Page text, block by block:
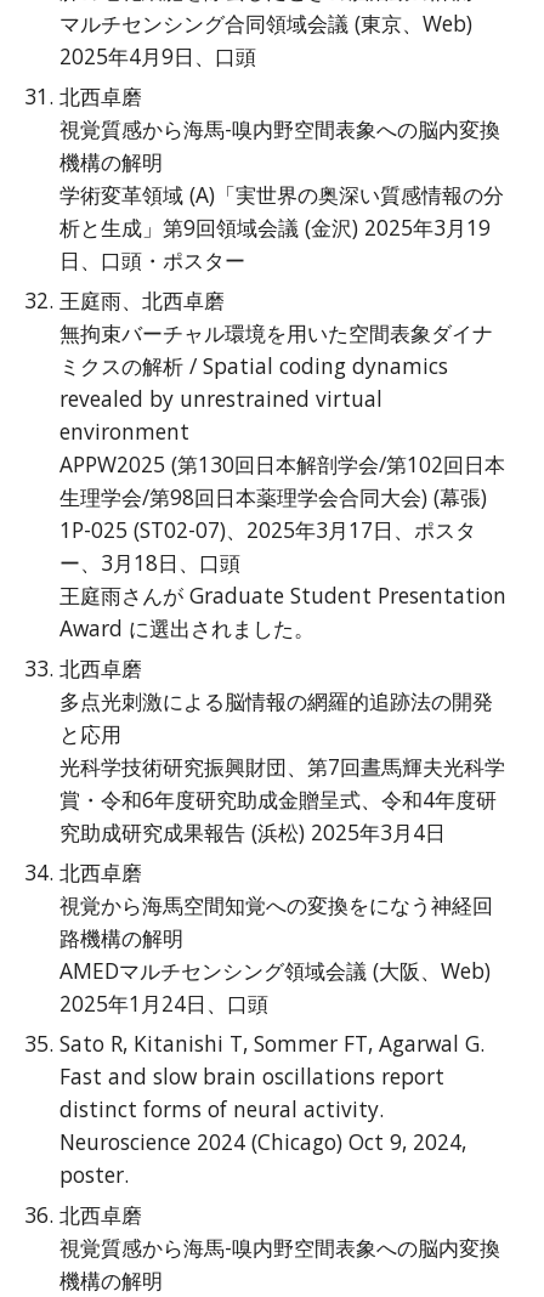
マルチセンシング合同領域会議 (東京、Web)
2025年4月9日、口頭
北西卓磨
視覚質感から海馬-嗅内野空間表象への脳内変換
機構の解明
学術変革領域 (A)「実世界の奥深い質感情報の分
析と生成」第9回領域会議 (金沢) 2025年3月19
日、口頭・ポスター
王庭雨、北西卓磨
無拘束バーチャル環境を用いた空間表象ダイナ
ミクスの解析 / Spatial coding dynamics
revealed by unrestrained virtual
environment
APPW2025 (第130回日本解剖学会/第102回日本
生理学会/第98回日本薬理学会合同大会) (幕張)
1P-025 (ST02-07)、2025年3月17日、ポスタ
ー、3月18日、口頭
王庭雨さんが Graduate Student Presentation
Award に選出されました。
北西卓磨
多点光刺激による脳情報の網羅的追跡法の開発
と応用
光科学技術研究振興財団、第7回晝馬輝夫光科学
賞・令和6年度研究助成金贈呈式、令和4年度研
究助成研究成果報告 (浜松) 2025年3月4日
北西卓磨
視覚から海馬空間知覚への変換をになう神経回
路機構の解明
AMEDマルチセンシング領域会議 (大阪、Web)
2025年1月24日、口頭
Sato R, Kitanishi T, Sommer FT, Agarwal G.
Fast and slow brain oscillations report
distinct forms of neural activity.
Neuroscience 2024 (Chicago) Oct 9, 2024,
poster.
北西卓磨
視覚質感から海馬-嗅内野空間表象への脳内変換
機構の解明